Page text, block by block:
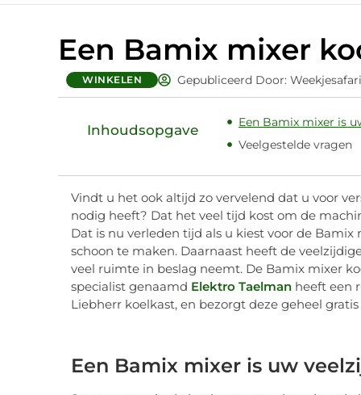
Een Bamix mixer
WINKELEN Gepubliceerd Door: Weekjesafari
Inhoudsopgave
Een Bamix mixer is
Veelgestelde vragen
Vindt u het ook altijd zo vervelend dat u voor
nodig heeft? Dat het veel tijd kost om de
Dat is nu verleden tijd als u kiest voor de
schoon te maken. Daarnaast heeft de
veel ruimte in beslag neemt. De Bamix mixer
specialist genaamd Elektro Taelman heeft een
Liebherr koelkast, en bezorgt deze geheel
Een Bamix mixer is uw